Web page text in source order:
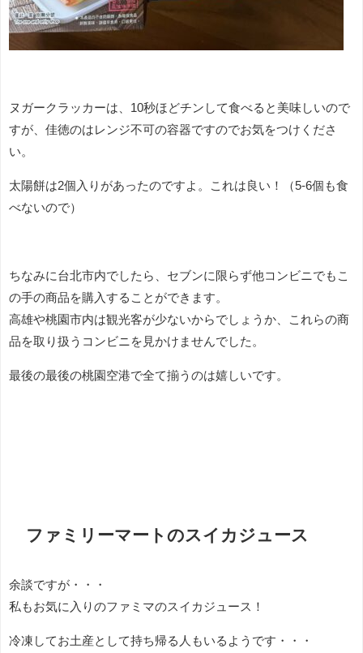
ヌガークラッカーは、10秒ほどチンして食べると美味しいので
すが、佳徳のはレンジ不可の容器ですのでお気をつけくださ
い。
太陽餅は2個入りがあったのですよ。これは良い！（5-6個も食
べないので）
ちなみに台北市内でしたら、セブンに限らず他コンビニでもこ
の手の商品を購入することができます。
高雄や桃園市内は観光客が少ないからでしょうか、これらの商
品を取り扱うコンビニを見かけませんでした。
最後の最後の桃園空港で全て揃うのは嬉しいです。
ファミリーマートのスイカジュース
余談ですが・・・
私もお気に入りのファミマのスイカジュース！
冷凍してお土産として持ち帰る人もいるようです・・・